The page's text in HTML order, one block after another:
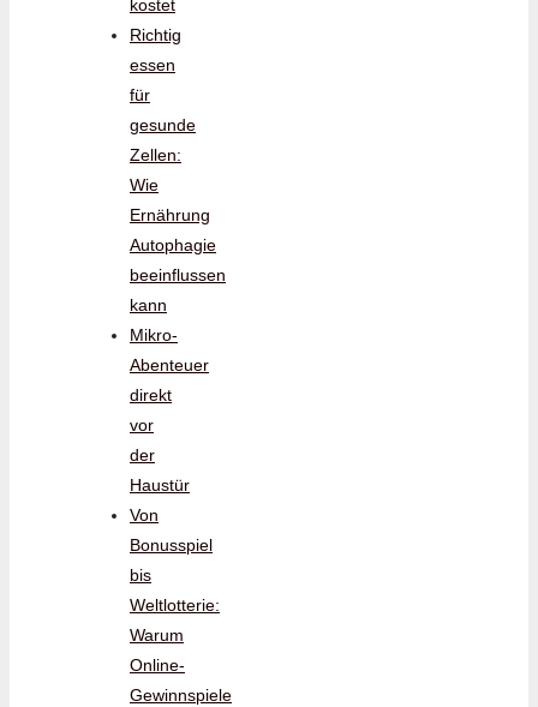
kostet
Richtig
essen
für
gesunde
Zellen:
Wie
Ernährung
Autophagie
beeinflussen
kann
Mikro-
Abenteuer
direkt
vor
der
Haustür
Von
Bonusspiel
bis
Weltlotterie:
Warum
Online-
Gewinnspiele